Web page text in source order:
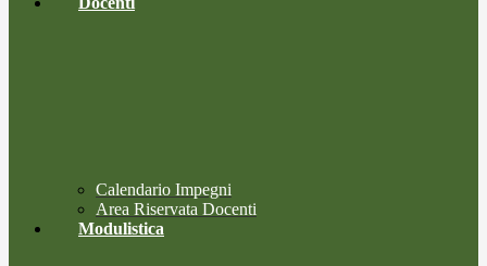
Calendario Impegni
Area Riservata Docenti
Modulistica